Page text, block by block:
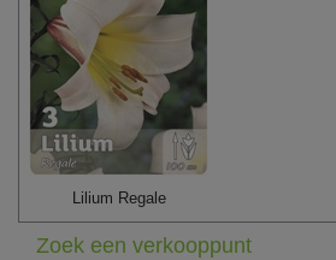
Lilium Regale
Zoek een verkooppunt